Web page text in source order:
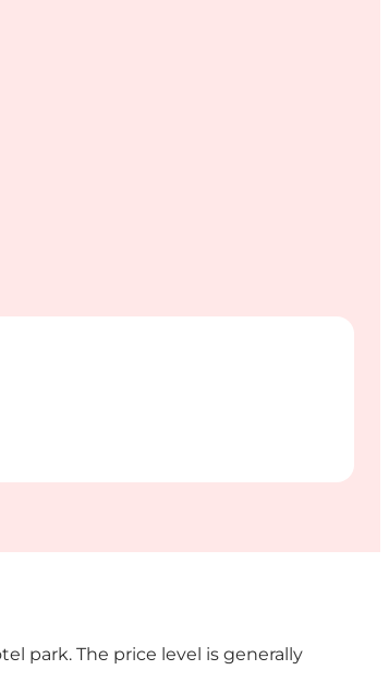
park. The price level is generally